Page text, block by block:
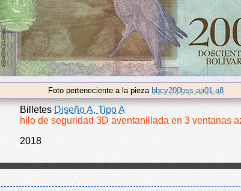
Foto perteneciente a la pieza bbcv200bss-aa01-a8
Billetes Diseño A, Tipo A
hilo de seguridad 3D aventanillada en 3 ventanas
2018